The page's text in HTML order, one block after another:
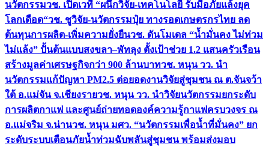
นวัตกรรมวช. เปิดเวที “ผนึกวิจัย-เทคโนโลยี รับมือภัยแล้งยุค
โลกเดือด“วช. ชูวิจัย-นวัตกรรมปุ๋ย ทางรอดเกษตรกรไทย ลด
ต้นทุนการผลิต-เพิ่มความยั่งยืนวช. ดันโมเดล “น้ำมั่นคง ไม่ท่วม
ไม่แล้ง” ปั้นต้นแบบสงขลา–พัทลุง ตั้งเป้าช่วย 1.2 แสนครัวเรือน
สร้างมูลค่าเศรษฐกิจกว่า 900 ล้านบาทวช. หนุน วว. นำ
นวัตกรรมแก้ปัญหา PM2.5 ต่อยอดงานวิจัยสู่ชุมชน ณ ต.จันจว้า
ใต้ อ.แม่จัน จ.เชียงรายวช. หนุน วว. นำวิจัยนวัตกรรมยกระดับ
การผลิตกาแฟ และศูนย์ถ่ายทอดองค์ความรู้กาแฟครบวงจร ณ
อ.แม่จริม จ.น่านวช. หนุน มศว. “นวัตกรรมเพื่อน้ำที่มั่นคง” ยก
ระดับระบบเตือนภัยน้ำท่วมฉับพลันสู่ชุมชน พร้อมส่งมอบ